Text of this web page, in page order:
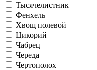
Тысячелистник
Фенхель
Хвощ полевой
Цикорий
Чабрец
Череда
Чертополох